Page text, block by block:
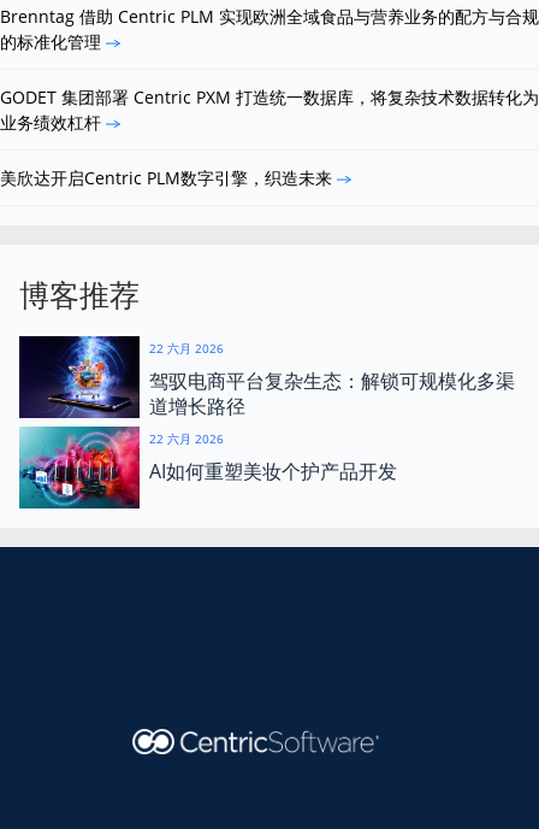
Brenntag 借助 Centric PLM 实现欧洲全域食品与营养业务的配方与合规
的标准化管理
GODET 集团部署 Centric PXM 打造统一数据库，将复杂技术数据转化为
业务绩效杠杆
美欣达开启Centric PLM数字引擎，织造未来
博客推荐
22 六月 2026
驾驭电商平台复杂生态：解锁可规模化多渠
道增长路径
22 六月 2026
AI如何重塑美妆个护产品开发